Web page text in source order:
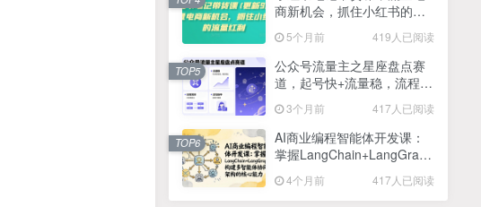
10 2025年百家号AI图文掘金，手机操作单号月入4-5位数，低门槛【附指令+工具】
抖音情感文案项目玩法，单月涨粉3000+，新手小白也能做
商新机会，抓住小红书的流
5个月前 419人已阅读
公众号流量主之星座盘点赛
道，起号快+流量稳，流程简
3个月前 417人已阅读
TOP5
AI商业编程智能体开发课：
掌握LangChain+LangGraph
心能力
4个月前 417人已阅读
TOP6